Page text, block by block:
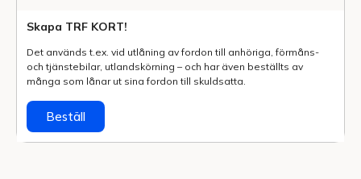
Skapa TRF KORT!
Det används t.ex. vid utlåning av fordon till anhöriga, förmåns-
och tjänstebilar, utlands­körning – och har även beställts av
många som lånar ut sina fordon till skuldsatta.
Beställ